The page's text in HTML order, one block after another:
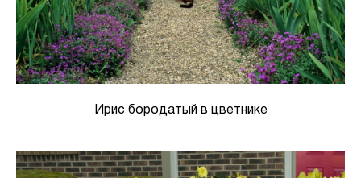
Ирис бородатый в цветнике